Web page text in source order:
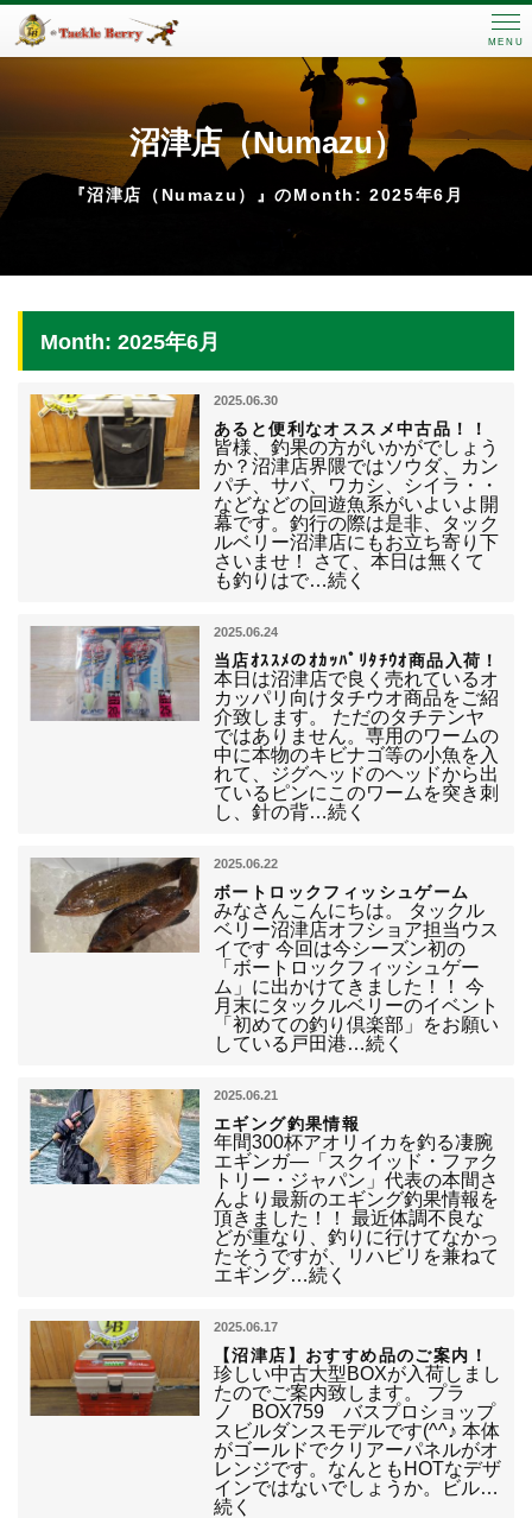
MENU
沼津店（Numazu）
『沼津店（Numazu）』のMonth: 2025年6月
Month: 2025年6月
2025.06.30
あると便利なオススメ中古品！！
皆様、釣果の方がいかがでしょう
か？沼津店界隈ではソウダ、カン
パチ、サバ、ワカシ、シイラ・・
などなどの回遊魚系がいよいよ開
幕です。釣行の際は是非、タック
ルベリー沼津店にもお立ち寄り下
さいませ！ さて、本日は無くて
も釣りはで…続く
2025.06.24
当店ｵｽｽﾒのｵｶｯﾊﾟﾘﾀﾁｳｵ商品入荷！
本日は沼津店で良く売れているオ
カッパリ向けタチウオ商品をご紹
介致します。 ただのタチテンヤ
ではありません。専用のワームの
中に本物のキビナゴ等の小魚を入
れて、ジグヘッドのヘッドから出
ているピンにこのワームを突き刺
し、針の背…続く
2025.06.22
ボートロックフィッシュゲーム
みなさんこんにちは。 タックル
ベリー沼津店オフショア担当ウス
イです 今回は今シーズン初の
「ボートロックフィッシュゲー
ム」に出かけてきました！！ 今
月末にタックルベリーのイベント
「初めての釣り倶楽部」をお願い
している戸田港…続く
2025.06.21
エギング釣果情報
年間300杯アオリイカを釣る凄腕
エギンガ―「スクイッド・ファク
トリー・ジャパン」代表の本間さ
んより最新のエギング釣果情報を
頂きました！！ 最近体調不良な
どが重なり、釣りに行けてなかっ
たそうですが、リハビリを兼ねて
エギング…続く
2025.06.17
【沼津店】おすすめ品のご案内！
珍しい中古大型BOXが入荷しまし
たのでご案内致します。 プラ
ノ BOX759 バスプロショップ
スビルダンスモデルです(^^♪ 本体
がゴールドでクリアーパネルがオ
レンジです。なんともHOTなデザ
インではないでしょうか。ビル…
続く